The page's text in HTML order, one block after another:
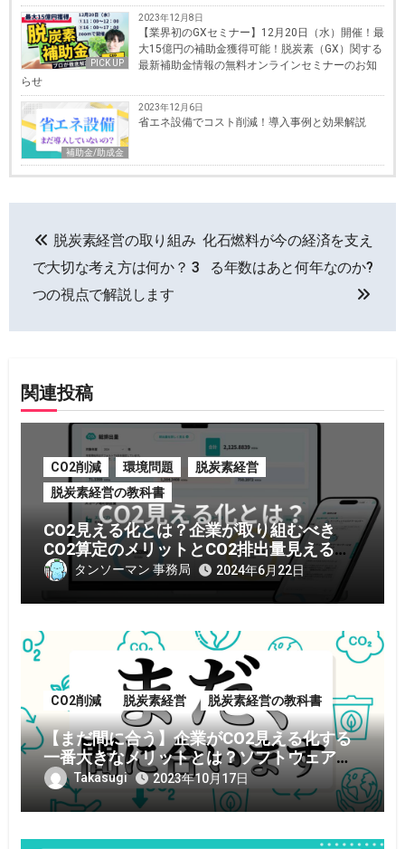
PICK UP
2023年12月8日
【業界初のGXセミナー】12月20日（水）開催！最
大15億円の補助金獲得可能！脱炭素（GX）関する
最新補助金情報の無料オンラインセミナーのお知
らせ
補助金/助成金
2023年12月6日
省エネ設備でコスト削減！導入事例と効果解説
稿
ナ
ビ
ー
ン
脱炭素経営の取り組み
で大切な考え方は何か？ 3
つの視点で解説します
化石燃料が今の経済を支え
る年数はあと何年なのか?
関連投稿
CO2削減 環境問題
脱炭素経営
脱炭素経営の教科書
CO2見える化とは？企業が取り組むべき
CO2算定のメリットとCO2排出量見える化
ツールも紹介！
タンソーマン 事務局 2024年6月22日
CO2削減 脱炭素経営 脱炭素経営の教科書
【まだ間に合う】企業がCO2見える化する
一番大きなメリットとは？ソフトウェアア
プリのデメリットも紹介
Takasugi 2023年10月17日